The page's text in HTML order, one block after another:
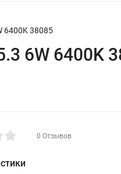
6400K 38085
6W 6400K
0 Отзывов